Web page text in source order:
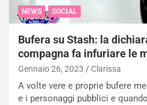
NEWS SOCIAL
Bufera su Stash: la
compagna fa infuriare le
Gennaio 26, 2023 Clarissa
A volte vere e proprie bufere
e i personaggi pubblici e